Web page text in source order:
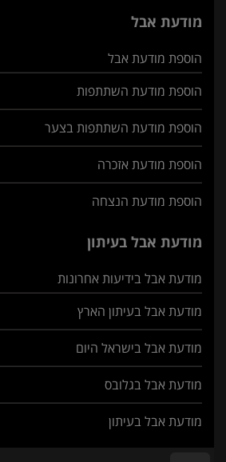
מודעת אבל
הוספת מודעת אבל
הוספת מודעת השתתפות
הוספת מודעת השתתפות בצער
הוספת מודעת אזכרה
הוספת מודעת הנצחה
מודעת אבל בעיתון
מודעת אבל בידיעות אחרונות
מודעת אבל בעיתון הארץ
מודעת אבל בישראל היום
מודעת אבל בגלובס
מודעת אבל בעיתון